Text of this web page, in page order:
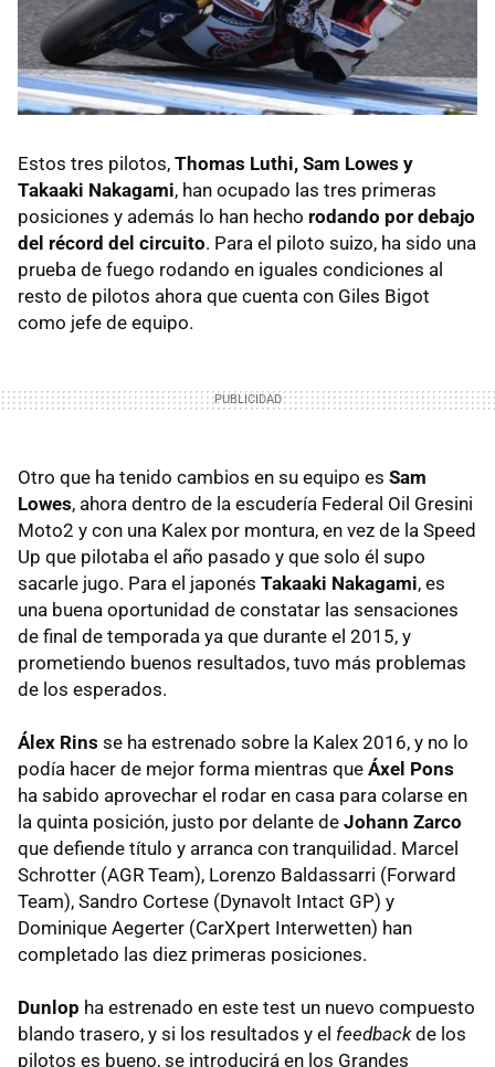
Estos tres pilotos, Thomas Luthi, Sam Lowes y
Takaaki Nakagami, han ocupado las tres primeras
posiciones y además lo han hecho rodando por debajo
del récord del circuito. Para el piloto suizo, ha sido una
prueba de fuego rodando en iguales condiciones al
resto de pilotos ahora que cuenta con Giles Bigot
como jefe de equipo.
Otro que ha tenido cambios en su equipo es Sam
Lowes, ahora dentro de la escudería Federal Oil Gresini
Moto2 y con una Kalex por montura, en vez de la Speed
Up que pilotaba el año pasado y que solo él supo
sacarle jugo. Para el japonés Takaaki Nakagami, es
una buena oportunidad de constatar las sensaciones
de final de temporada ya que durante el 2015, y
prometiendo buenos resultados, tuvo más problemas
de los esperados.
Álex Rins se ha estrenado sobre la Kalex 2016, y no lo
podía hacer de mejor forma mientras que Áxel Pons
ha sabido aprovechar el rodar en casa para colarse en
la quinta posición, justo por delante de Johann Zarco
que defiende título y arranca con tranquilidad. Marcel
Schrotter (AGR Team), Lorenzo Baldassarri (Forward
Team), Sandro Cortese (Dynavolt Intact GP) y
Dominique Aegerter (CarXpert Interwetten) han
completado las diez primeras posiciones.
Dunlop ha estrenado en este test un nuevo compuesto
blando trasero, y si los resultados y el feedbackde los
pilotos es bueno, se introducirá en los Grandes